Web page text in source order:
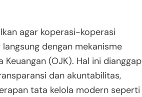
agar koperasi-koperasi
dengan mekanisme
(OJK). Hal ini dianggap
dan akuntabilitas,
tata kelola modern seperti